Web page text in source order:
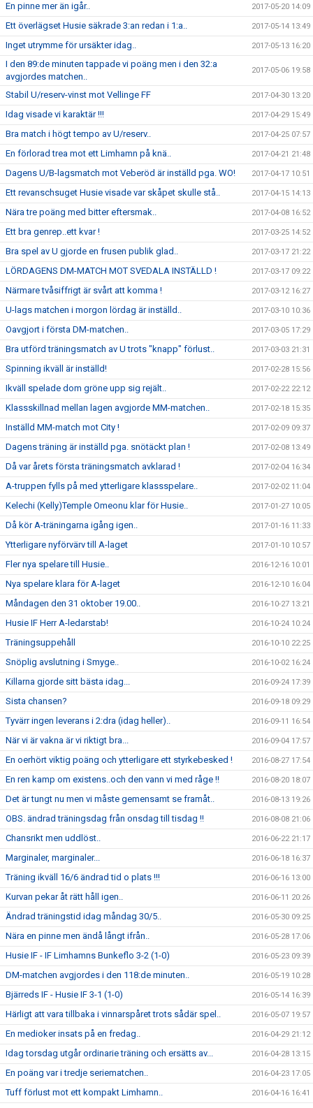
En pinne mer än igår.. 2017-05-20 14:09
Ett överlägset Husie säkrade 3:an redan i 1:a.. 2017-05-14 13:49
Inget utrymme för ursäkter idag.. 2017-05-13 16:20
I den 89:de minuten tappade vi poäng men i den 32:a
avgjordes matchen..
2017-05-06 19:58
Stabil U/reserv-vinst mot Vellinge FF 2017-04-30 13:20
Idag visade vi karaktär !!! 2017-04-29 15:49
Bra match i högt tempo av U/reserv.. 2017-04-25 07:57
En förlorad trea mot ett Limhamn på knä.. 2017-04-21 21:48
Dagens U/B-lagsmatch mot Veberöd är inställd pga. WO! 2017-04-17 10:51
Ett revanschsuget Husie visade var skåpet skulle stå.. 2017-04-15 14:13
Nära tre poäng med bitter eftersmak.. 2017-04-08 16:52
Ett bra genrep..ett kvar ! 2017-03-25 14:52
Bra spel av U gjorde en frusen publik glad.. 2017-03-17 21:22
LÖRDAGENS DM-MATCH MOT SVEDALA INSTÄLLD ! 2017-03-17 09:22
Närmare tvåsiffrigt är svårt att komma ! 2017-03-12 16:27
U-lags matchen i morgon lördag är inställd.. 2017-03-10 10:36
Oavgjort i första DM-matchen.. 2017-03-05 17:29
Bra utförd träningsmatch av U trots "knapp" förlust.. 2017-03-03 21:31
Spinning ikväll är inställd! 2017-02-28 15:56
Ikväll spelade dom gröne upp sig rejält.. 2017-02-22 22:12
Klassskillnad mellan lagen avgjorde MM-matchen.. 2017-02-18 15:35
Inställd MM-match mot City ! 2017-02-09 09:37
Dagens träning är inställd pga. snötäckt plan ! 2017-02-08 13:49
Då var årets första träningsmatch avklarad ! 2017-02-04 16:34
A-truppen fylls på med ytterligare klassspelare.. 2017-02-02 11:04
Kelechi (Kelly)Temple Omeonu klar för Husie.. 2017-01-27 10:05
Då kör A-träningarna igång igen.. 2017-01-16 11:33
Ytterligare nyförvärv till A-laget 2017-01-10 10:57
Fler nya spelare till Husie.. 2016-12-16 10:01
Nya spelare klara för A-laget 2016-12-10 16:04
Måndagen den 31 oktober 19.00.. 2016-10-27 13:21
Husie IF Herr A-ledarstab! 2016-10-24 10:24
Träningsuppehåll 2016-10-10 22:25
Snöplig avslutning i Smyge.. 2016-10-02 16:24
Killarna gjorde sitt bästa idag... 2016-09-24 17:39
Sista chansen? 2016-09-18 09:29
Tyvärr ingen leverans i 2:dra (idag heller).. 2016-09-11 16:54
När vi är vakna är vi riktigt bra... 2016-09-04 17:57
En oerhört viktig poäng och ytterligare ett styrkebesked ! 2016-08-27 17:54
En ren kamp om existens..och den vann vi med råge !! 2016-08-20 18:07
Det är tungt nu men vi måste gemensamt se framåt.. 2016-08-13 19:26
OBS. ändrad träningsdag från onsdag till tisdag !! 2016-08-08 21:06
Chansrikt men uddlöst.. 2016-06-22 21:17
Marginaler, marginaler... 2016-06-18 16:37
Träning ikväll 16/6 ändrad tid o plats !!! 2016-06-16 13:00
Kurvan pekar åt rätt håll igen.. 2016-06-11 20:26
Ändrad träningstid idag måndag 30/5.. 2016-05-30 09:25
Nära en pinne men ändå långt ifrån.. 2016-05-28 17:06
Husie IF - IF Limhamns Bunkeflo 3-2 (1-0) 2016-05-23 09:39
DM-matchen avgjordes i den 118:de minuten.. 2016-05-19 10:28
Bjärreds IF - Husie IF 3-1 (1-0) 2016-05-14 16:39
Härligt att vara tillbaka i vinnarspåret trots sådär spel.. 2016-05-07 19:57
En medioker insats på en fredag.. 2016-04-29 21:12
Idag torsdag utgår ordinarie träning och ersätts av... 2016-04-28 13:15
En poäng var i tredje seriematchen.. 2016-04-23 17:05
Tuff förlust mot ett kompakt Limhamn.. 2016-04-16 16:41